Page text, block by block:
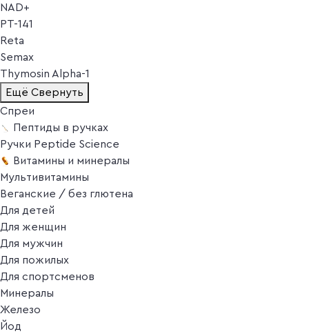
NAD+
PT-141
Reta
Semax
Thymosin Alpha-1
Ещё Свернуть
Спреи
Пептиды в ручках
Ручки Peptide Science
Витамины и минералы
Мультивитамины
Веганские / без глютена
Для детей
Для женщин
Для мужчин
Для пожилых
Для спортсменов
Минералы
Железо
Йод